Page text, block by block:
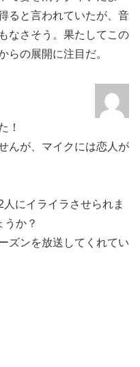
ると言われていたが、音
なさそう。果たしてこの
らの展開に注目だ。
！
んが、マイクには恋人が
にイライラさせられま
うか？
ズンを放送してくれてい